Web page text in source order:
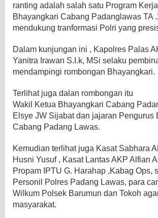
ranting adalah salah satu Program
Bhayangkari Cabang Padanglawas TA
mendukung tranformasi Polri yang
Dalam kunjungan ini , Kapolres Palas
Yanitra Irawan S.I.k, MSi selaku
mendampingi rombongan Bhayangkari.
Terlihat juga dalan rombongan itu
Wakil Ketua Bhayangkari Cabang
Elsye JW Sijabat dan jajaran Pengurus
Cabang Padang Lawas.
Kemudian terlihat juga Kasat Sabhara
Husni Yusuf , Kasat Lantas AKP Alfian
Propam IPTU G. Harahap ,Kabag Ops,
Personil Polres Padang Lawas, para
Wilkum Polsek Barumun dan Tokoh
masyarakat.